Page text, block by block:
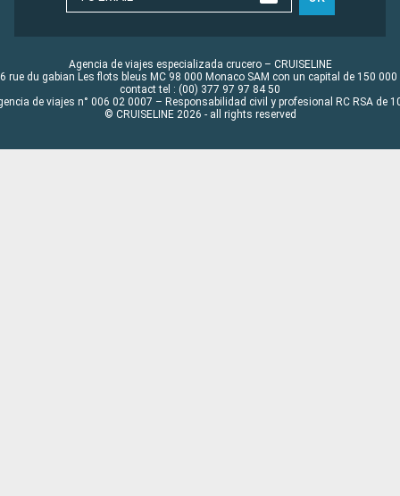
Agencia de viajes especializada crucero – CRUISELINE
rue du gabian Les flots bleus MC 98 000 Monaco SAM con un capital de 150 000
contact tel : (00) 377 97 97 84 50
de viajes n° 006 02 0007 – Responsabilidad civil y profesional RC RSA de
© CRUISELINE 2026 - all rights reserved